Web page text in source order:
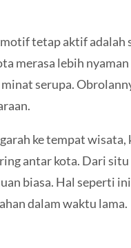
tetap aktif adalah
merasa lebih
serupa.
ke tempat wisata,
antar kota. Dari
biasa. Hal seperti
dalam waktu lama.